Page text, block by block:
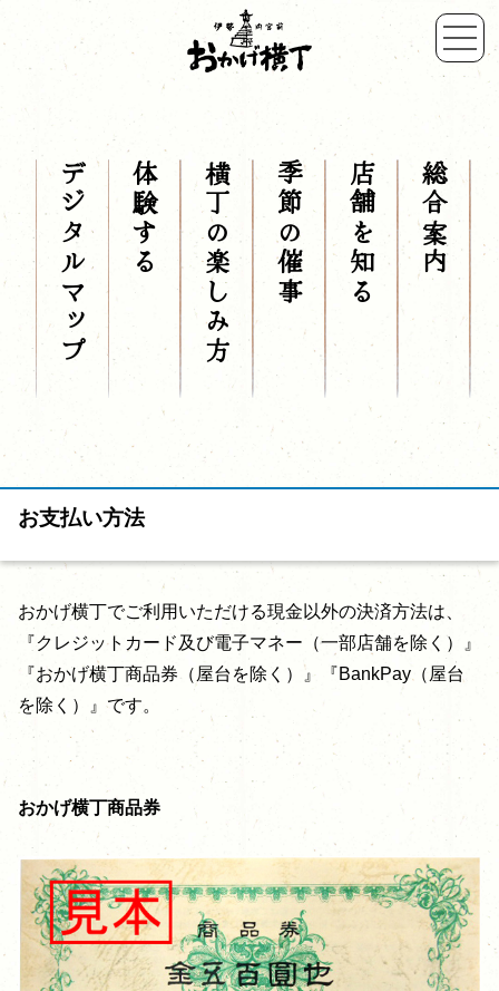
総合案内
店舗を知る
季節の催事
横丁の楽しみ方
体験する
デジタルマップ
お支払い方法
おかげ横丁でご利用いただける現金以外の決済方法は、
『クレジットカード及び電子マネー（一部店舗を除く）』
『おかげ横丁商品券（屋台を除く）』『BankPay（屋台
を除く）』です。
おかげ横丁商品券